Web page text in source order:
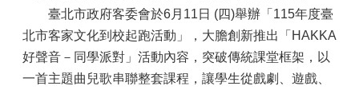
臺北市政府客委會於6月11日 (四)舉辦「115年度臺
北市客家文化到校起跑活動」，大膽創新推出「HAKKA
好聲音－同學派對」活動內容，突破傳統課堂框架，以
一首主題曲兒歌串聯整套課程，讓學生從戲劇、遊戲、